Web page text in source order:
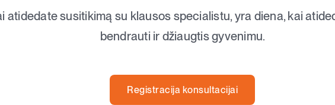
atidedate susitikimą su klausos specialistu, yra diena, kai
bendrauti ir džiaugtis gyvenimu.
Registracija konsultacijai